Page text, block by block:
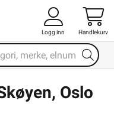
Logg inn Handlekurv
Oslo